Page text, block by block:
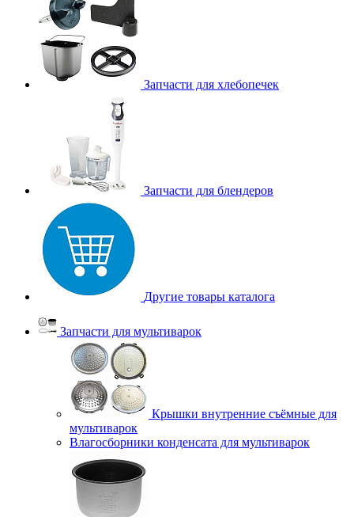
Запчасти для хлебопечек
Запчасти для блендеров
Другие товары каталога
Запчасти для мультиварок
Крышки внутренние съёмные для
мультиварок
Влагосборники конденсата для мультиварок